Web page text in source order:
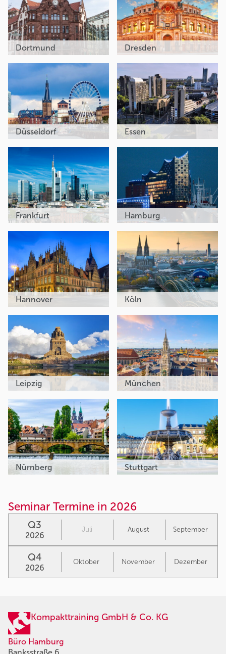
Dortmund Dresden
Düsseldorf Essen
Frankfurt Hamburg
Hannover Köln
Leipzig München
Nürnberg Stuttgart
Seminar Termine in 2026
Q3
2026
Juli August September
Q4
2026
Oktober November Dezember
Kompakttraining GmbH & Co. KG
Büro Hamburg